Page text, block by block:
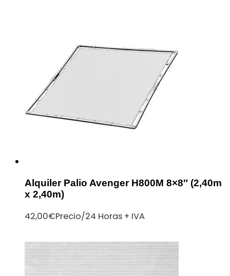
Alquiler Palio Avenger H800M 8×8″ (2,40m
x 2,40m)
42,00€Precio/24 Horas + IVA